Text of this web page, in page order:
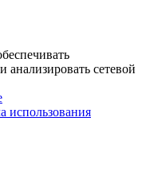
анализировать сетевой
использования